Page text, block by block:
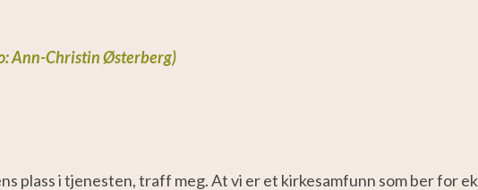
Ann-Christin Østerberg)
plass i tjenesten, traff meg. At vi er et kirkesamfunn som ber for